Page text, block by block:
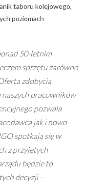
taboru kolejowego,
poziomach
50-letnim
sprzętu zarówno
zdobycia
pracowników
pozwala
jak i nowo
spotkają się w
z przyjętych
będzie to
decyzji –